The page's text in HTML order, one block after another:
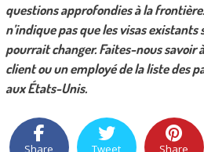
questions approfondies à la
n’indique pas que les visas
pourrait changer. Faites-nous savoir
client ou un employé de la liste des
aux États-Unis.